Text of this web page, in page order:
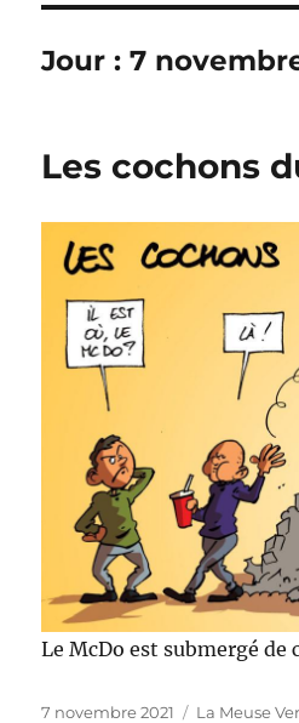
Jour :7
Les cochons
Le McDo est submergé de
Publié
7 novembre 2021 Catégories
La Meuse